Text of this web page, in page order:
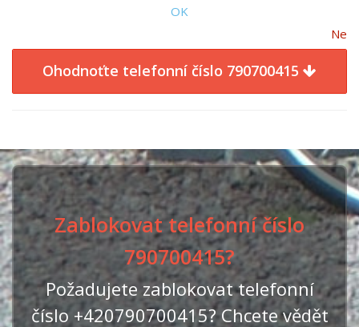
OK
Ne
Ohodnoťte telefonní číslo 790700415
Zablokovat telefonní číslo
790700415?
Požadujete zablokovat telefonní
číslo +420790700415? Chcete vědět